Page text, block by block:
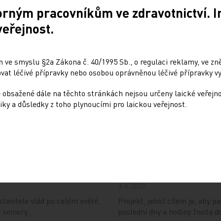
praxi ohledně pokynů
Institut Pallium vytváří
službách
pro práci v sociálních
když…
Virtuální dětský
Historickou usedlost
pak přemýšlí o
vlád po celém světě,
Unikátní spolupráce
3. 4. 2023
Projekt, jehož cílem je, aby
poslední dny a hodiny života
pracovníkům ve zdravotnictví.
smyslu §2a Zákona č. 40/1995 Sb., o regulaci reklamy, ve
léčivé přípravky nebo osobou oprávněnou léčivé přípravky
dále na těchto stránkách nejsou určeny laické
a důsledky z toho plynoucími pro laickou veřejnost.